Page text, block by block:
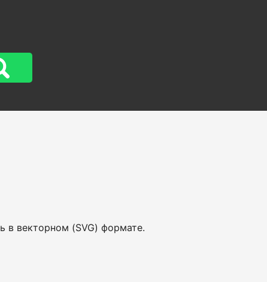
в векторном (SVG) формате.